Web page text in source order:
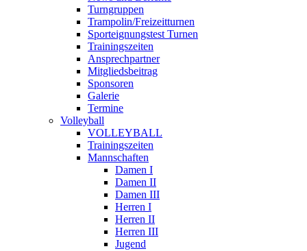
Turngruppen
Trampolin/Freizeitturnen
Sporteignungstest Turnen
Trainingszeiten
Ansprechpartner
Mitgliedsbeitrag
Sponsoren
Galerie
Termine
Volleyball
VOLLEYBALL
Trainingszeiten
Mannschaften
Damen I
Damen II
Damen III
Herren I
Herren II
Herren III
Jugend